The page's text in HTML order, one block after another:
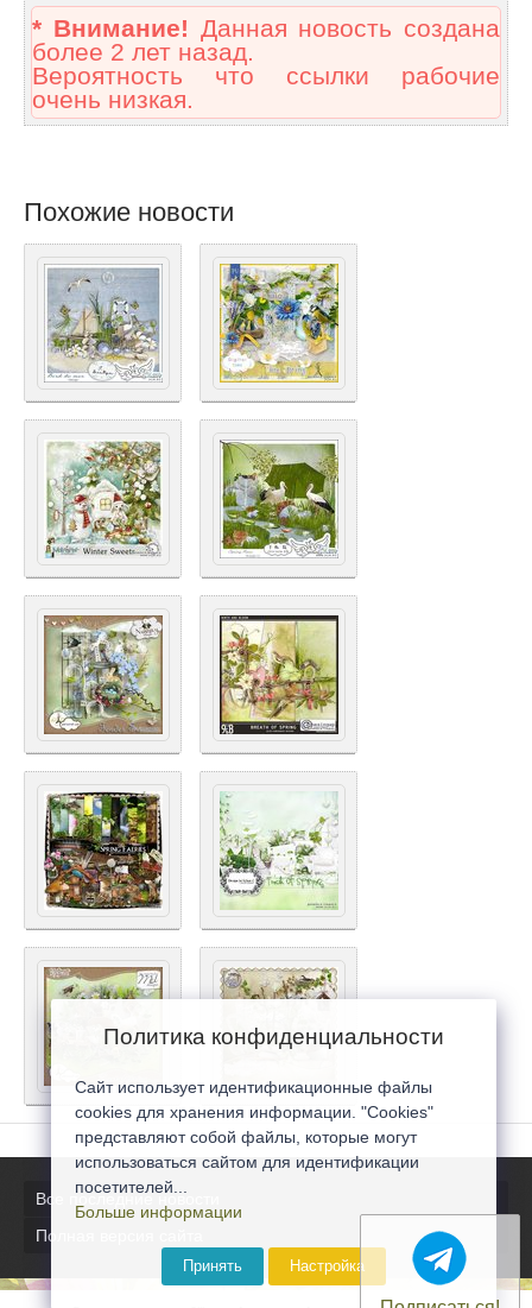
* Внимание! Данная новость создана
более 2 лет назад.
Вероятность что ссылки рабочие
очень низкая.
Похожие новости
Все последние новости
Полная версия сайта
Политика конфиденциальности
Сайт использует идентификационные файлы
cookies для хранения информации. "Cookies"
представляют собой файлы, которые могут
использоваться сайтом для идентификации
посетителей...
Больше информации
Принять Настройка